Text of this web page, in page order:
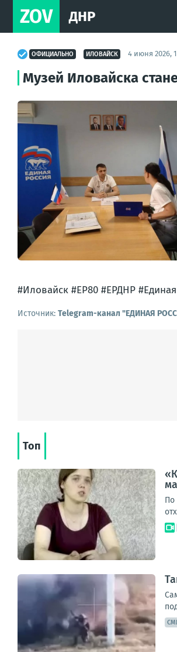
ZOV ДНР
ОФИЦИАЛЬНО ИЛОВАЙСК 4 июня 2026,
Музей Иловайска
#Иловайск #ЕР80 #ЕРДНР
Источник: Telegram-канал "ЕДИНАЯ
Топ
По